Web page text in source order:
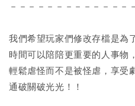
－－－－－－－－－－－－－
我們希望玩家們修改存檔是為
時間可以陪陪更重要的人事物
輕鬆虐怪而不是被怪虐，享受
通破關破光光！！